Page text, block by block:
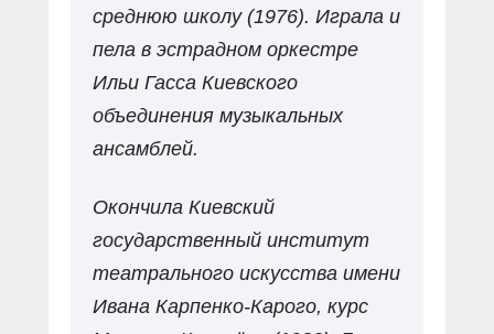
среднюю школу (1976). Играла и
пела в эстрадном оркестре
Ильи Гасса Киевского
объединения музыкальных
ансамблей.
Окончила Киевский
государственный институт
театрального искусства имени
Ивана Карпенко-Карого, курс